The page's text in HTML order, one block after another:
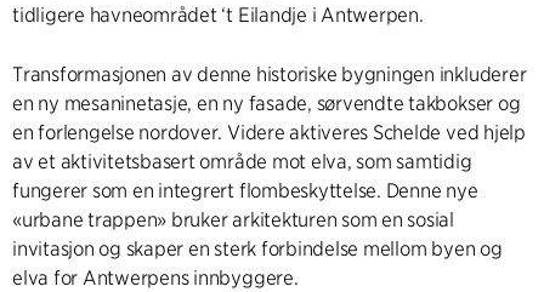
tidligere havneområdet ‘t Eilandje i Antwerpen.
Transformasjonen av denne historiske bygningen inkluderer
en ny mesaninetasje, en ny fasade, sørvendte takbokser og
en forlengelse nordover. Videre aktiveres Schelde ved hjelp
av et aktivitetsbasert område mot elva, som samtidig
fungerer som en integrert flombeskyttelse. Denne nye
«urbane trappen» bruker arkitekturen som en sosial
invitasjon og skaper en sterk forbindelse mellom byen og
elva for Antwerpens innbyggere.